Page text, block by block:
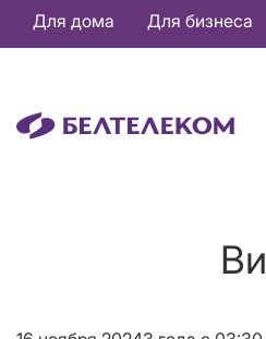
Основная
навигация
Для дома Для бизнеса